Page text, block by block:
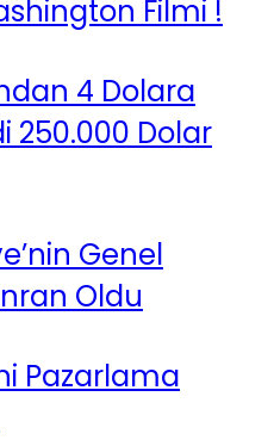
Filmi !
4 Dolara
250.000 Dolar
Genel
Oldu
Pazarlama